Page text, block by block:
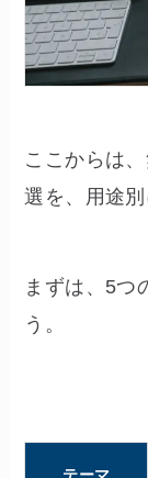
ここからは
選を、用途別
まずは、5つ
う。
テーマ